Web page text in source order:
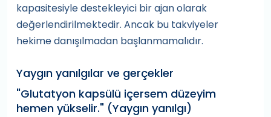
kapasitesiyle destekleyici bir ajan olarak
değerlendirilmektedir. Ancak bu takviyeler
hekime danışılmadan başlanmamalıdır.
Yaygın yanılgılar ve gerçekler
"Glutatyon kapsülü içersem düzeyim
hemen yükselir." (Yaygın yanılgı)